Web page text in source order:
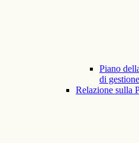
Piano
di gestione
Relazione sulla